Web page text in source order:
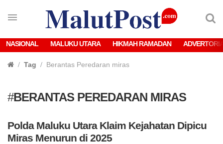
NASIONAL MALUKU UTARA HIKMAH RAMADAN
Tag Berantas Peredaran miras
#BERANTAS PEREDARAN MIRAS
Polda Maluku Utara Klaim Kejahatan Dipicu
Miras Menurun di 2025